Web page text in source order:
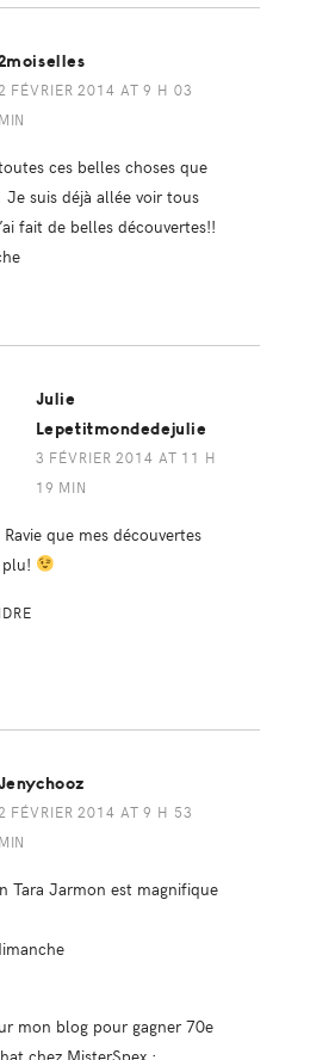
2 FÉVRIER 2014 AT 9 H 03
MIN
ces belles choses que
suis déjà allée voir tous
fait de belles découvertes!!
Julie
Lepetitmondedejulie
3 FÉVRIER 2014 AT 11 H
19 MIN
que mes découvertes
plu!
2 FÉVRIER 2014 AT 9 H 53
MIN
Tara Jarmon est magnifique
mon blog pour gagner 70e
chez MisterSpex :